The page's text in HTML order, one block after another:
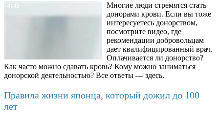
4143
Многие люди стремятся стать
донорами крови. Если вы тоже
интересуетесь донорством,
посмотрите видео, где
рекомендации добровольцам
дает квалифицированный врач.
Оплачивается ли донорство?
Как часто можно сдавать кровь? Кому можно заниматься
донорской деятельностью? Все ответы — здесь.
Правила жизни японца, который дожил до 100
лет